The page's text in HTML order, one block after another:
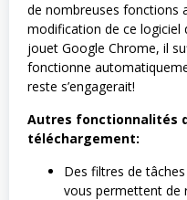
de nombreuses fonctions
modification de ce logiciel
jouet Google Chrome, il
fonctionne
reste s’engagerait!
Autres fonctionnalités
téléchargement:
Des filtres de
vous permettent de